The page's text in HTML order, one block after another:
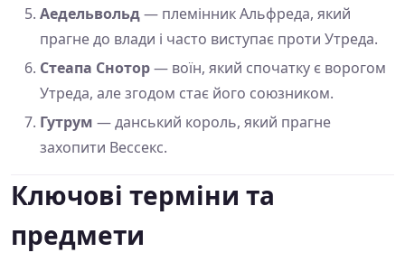
Аедельвольд— племінник Альфреда, який
прагне до влади і часто виступає проти Утреда.
Стеапа Снотор— воїн, який спочатку є ворогом
Утреда, але згодом стає його союзником.
Гутрум — данський король, який прагне
захопити Вессекс.
Ключові терміни та
предмети